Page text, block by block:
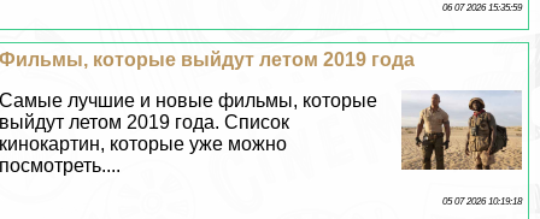
06 07 2026 15:35:59
Фильмы, которые выйдут летом 2019 года
Самые лучшие и новые фильмы, которые
выйдут летом 2019 года. Список
кинокартин, которые уже можно
посмотреть....
05 07 2026 10:19:18